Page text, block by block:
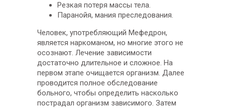
Резкая потеря массы тела.
Паранойя, мания преследования.
Человек, употребляющий Мефедрон,
является наркоманом, но многие этого не
осознают. Лечение зависимости
достаточно длительное и сложное. На
первом этапе очищается организм. Далее
проводится полное обследование
больного, чтобы определить насколько
пострадал организм зависимого. Затем